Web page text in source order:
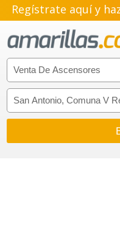
Regístrate aquí y